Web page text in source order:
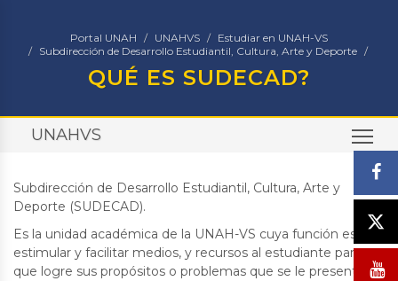
Portal UNAH UNAHVS
Estudiar en UNAH-VS
Subdirección de Desarrollo Estudiantil, Cultura, Arte y Deporte
QUÉ ES SUDECAD?
UNAHVS
Subdirección de Desarrollo Estudiantil, Cultura, Arte y
Deporte (SUDECAD).
Es la unidad académica de la UNAH-VS cuya función es de
estimular y facilitar medios, y recursos al estudiante para
que logre sus propósitos o problemas que se le presenten